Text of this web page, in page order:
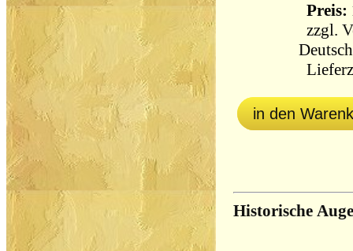
Preis:
zzgl.
in den
Historische